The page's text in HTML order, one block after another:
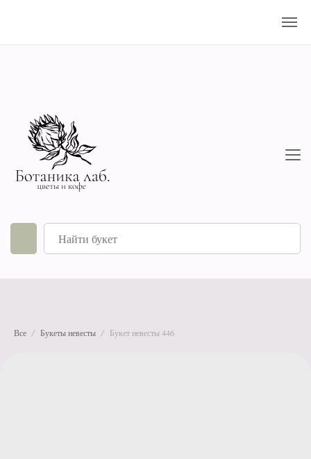
Все Букеты невесты Букет невесты 446